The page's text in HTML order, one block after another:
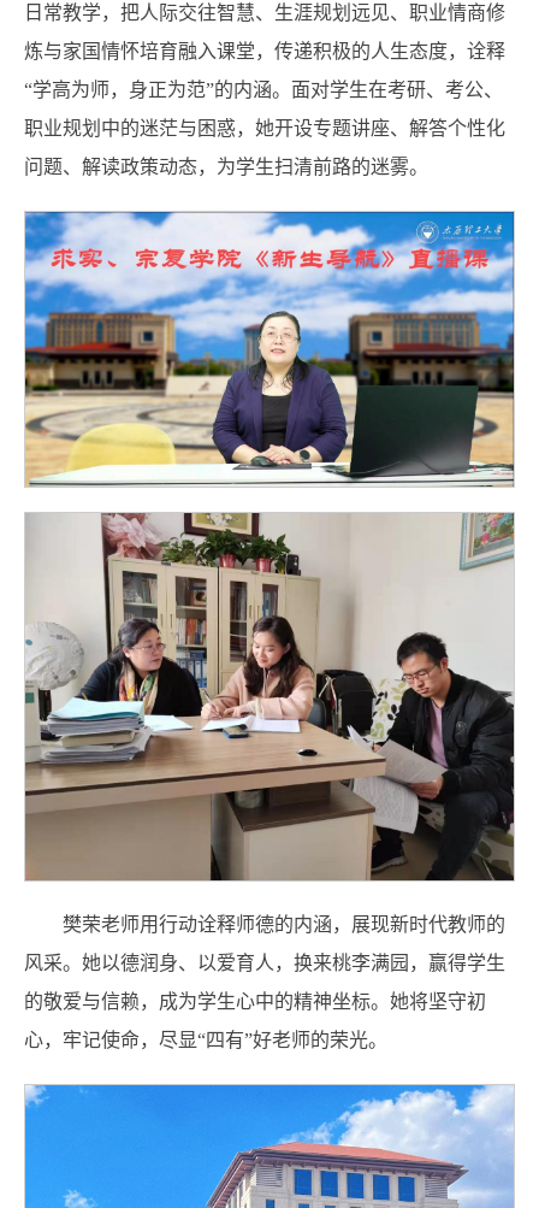
日常教学，把人际交往智慧、生涯规划远见、职业情商修
炼与家国情怀培育融入课堂，传递积极的人生态度，诠释
“学高为师，身正为范”的内涵。面对学生在考研、考公、
职业规划中的迷茫与困惑，她开设专题讲座、解答个性化
问题、解读政策动态，为学生扫清前路的迷雾。
樊荣老师用行动诠释师德的内涵，展现新时代教师的
风采。她以德润身、以爱育人，换来桃李满园，赢得学生
的敬爱与信赖，成为学生心中的精神坐标。她将坚守初
心，牢记使命，尽显“四有”好老师的荣光。